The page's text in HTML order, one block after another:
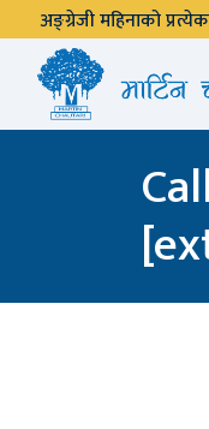
अङ्ग्रेजी महिनाको